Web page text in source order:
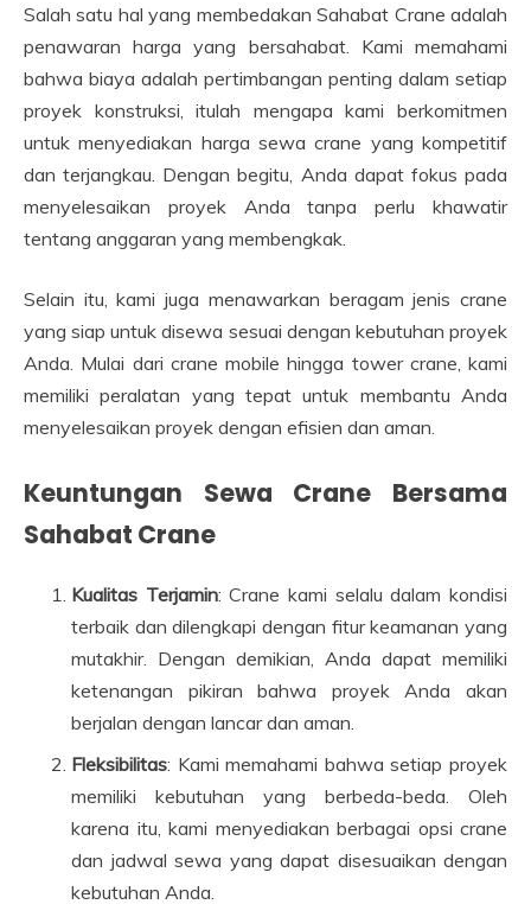
Salah satu hal yang membedakan Sahabat Crane adalah
penawaran harga yang bersahabat. Kami memahami
bahwa biaya adalah pertimbangan penting dalam setiap
proyek konstruksi, itulah mengapa kami berkomitmen
untuk menyediakan harga sewa crane yang kompetitif
dan terjangkau. Dengan begitu, Anda dapat fokus pada
menyelesaikan proyek Anda tanpa perlu khawatir
tentang anggaran yang membengkak.
Selain itu, kami juga menawarkan beragam jenis crane
yang siap untuk disewa sesuai dengan kebutuhan proyek
Anda. Mulai dari crane mobile hingga tower crane, kami
memiliki peralatan yang tepat untuk membantu Anda
menyelesaikan proyek dengan efisien dan aman.
Keuntungan Sewa Crane Bersama
Sahabat Crane
Kualitas Terjamin: Crane kami selalu dalam kondisi
terbaik dan dilengkapi dengan fitur keamanan yang
mutakhir. Dengan demikian, Anda dapat memiliki
ketenangan pikiran bahwa proyek Anda akan
berjalan dengan lancar dan aman.
Fleksibilitas: Kami memahami bahwa setiap proyek
memiliki kebutuhan yang berbeda-beda. Oleh
karena itu, kami menyediakan berbagai opsi crane
dan jadwal sewa yang dapat disesuaikan dengan
kebutuhan Anda.